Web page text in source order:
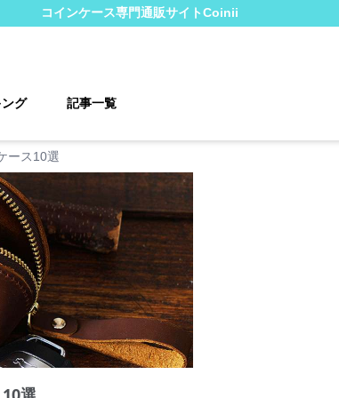
コインケース専門通販サイトCoinii
グ 記事一覧
ース10選